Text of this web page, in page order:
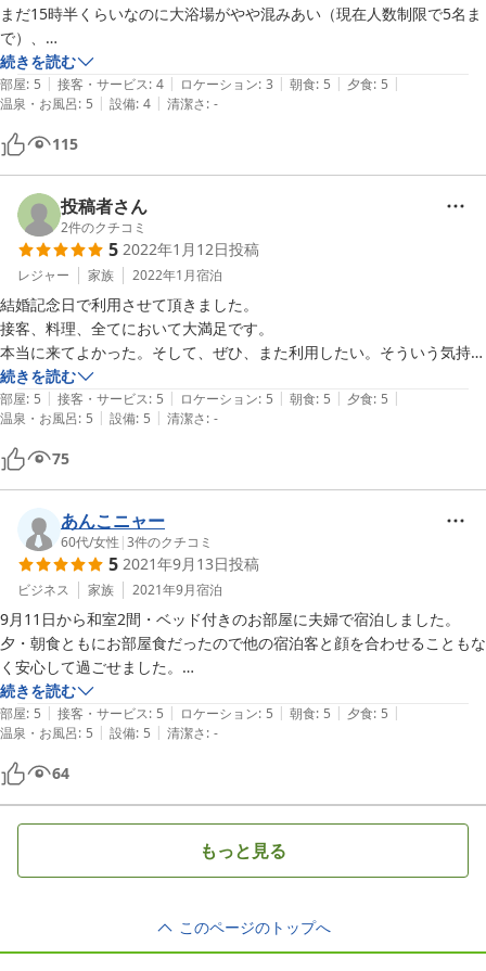
日差しの中に春の気配を感じるこの頃、御身体どうぞご自愛くださ
いませ。
またお目にかかれることを楽しみにお待ち致しております。
2023-03-01
まだ15時半くらいなのに大浴場がやや混みあい（現在人数制限で5名ま
で）、
にぎやかなお子さんもいらしたので、なんとなく「…」な気分にもなり
ましたが
今回は部屋にお風呂がついていたので、それ以降は部屋で楽しみまし
た。
食事も朝夕ともに部屋なので、部屋に入ってしまえばとても静かで
窓から望む雄大な自然の景色とおいしい空気を存分に楽しむことができ
ました。
到着時に「奥様」と呼ばれたのですが、
属性を確認する前に見た目で判断するのは
あまりよくないかなと思いました。
他の場所でもときどきあるのですが、
どう反応して良いかわからず、微妙な気持ちになります。
温泉もぬるめでやわらかく、長湯ができてよかったです。
続きを読む
部屋: 5 | 接客・サービス: 4 | ロケーション: 3 | 朝食: 5 | 夕食: 5 |
温泉・お風呂: 5 | 設備: 4 | 清潔さ: -
115
投稿者さん
2件のクチコミ
5 2022年1月12日投稿
レジャー 家族 2022年1月宿泊
結婚記念日で利用させて頂きました。
接客、料理、全てにおいて大満足です。
本当に来てよかった。そして、ぜひ、また利用したい。そういう気持ち
に
させてくれる場所でした!
ありがとうございました。
続きを読む
部屋: 5 | 接客・サービス: 5 | ロケーション: 5 | 朝食: 5 | 夕食: 5 |
温泉・お風呂: 5 | 設備: 5 | 清潔さ: -
75
あんこニャー
60代/女性 |3件のクチコミ
5 2021年9月13日投稿
ビジネス 家族 2021年9月宿泊
9月11日から和室2間・ベッド付きのお部屋に夫婦で宿泊しました。
夕・朝食ともにお部屋食だったので他の宿泊客と顔を合わせることもな
く安心して過ごせました。
お部屋も広くて夫婦でゆっくりと過ごすのには最適でした
到着して先にお風呂、その後お部屋でアイスクリームとビールを頂きま
した。
お風呂上がりでとても美味しかったです。
朝食で頂いたご飯がとても美味しかったです。
田んぼによってお米の味が違うと教えてもらいました。
ご飯に厳しい夫も大満足でした
続きを読む
部屋: 5 | 接客・サービス: 5 | ロケーション: 5 | 朝食: 5 | 夕食: 5 |
温泉・お風呂: 5 | 設備: 5 | 清潔さ: -
64
もっと見る
このページのトップへ